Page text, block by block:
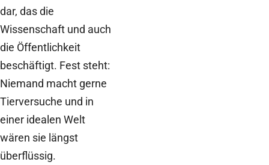
dar, das die
Wissenschaft und auch
die Öffentlichkeit
beschäftigt. Fest steht:
Niemand macht gerne
Tierversuche und in
einer idealen Welt
wären sie längst
überflüssig.